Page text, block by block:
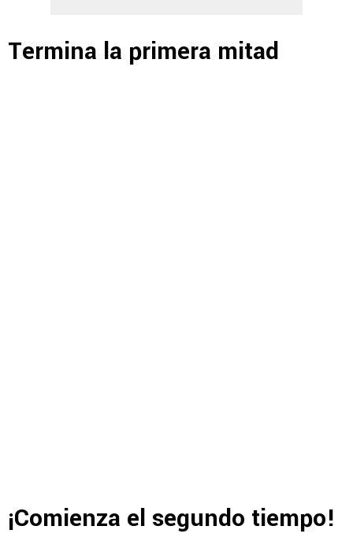
Termina la primera mitad
¡Comienza el segundo tiempo!